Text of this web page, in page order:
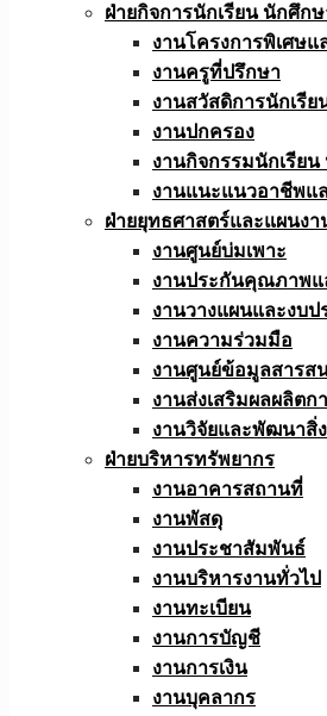
ฝ่ายกิจการนักเรียน นักศึก
งานโครงการพิเศษ
งานครูที่ปรึกษา
งานสวัสดิการนักเรี
งานปกครอง
งานกิจกรรมนักเรีย
งานแนะแนวอาชีพแ
ฝ่ายยุทธศาสตร์และแผนงา
งานศูนย์บ่มเพาะ
งานประกันคุณภาพแ
งานวางแผนและงบ
งานความร่วมมือ
งานศูนย์ข้อมูลสารส
งานส่งเสริมผลผลิตก
งานวิจัยและพัฒนาสิ่
ฝ่ายบริหารทรัพยากร
งานอาคารสถานที่
งานพัสดุ
งานประชาสัมพันธ์
งานบริหารงานทั่วไป
งานทะเบียน
งานการบัญชี
งานการเงิน
งานบุคลากร